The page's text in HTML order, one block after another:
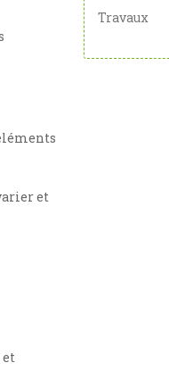
et
Travaux